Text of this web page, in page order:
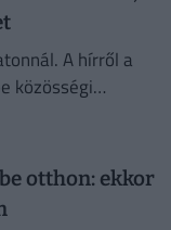
A hírről a
közösségi
otthon: ekkor